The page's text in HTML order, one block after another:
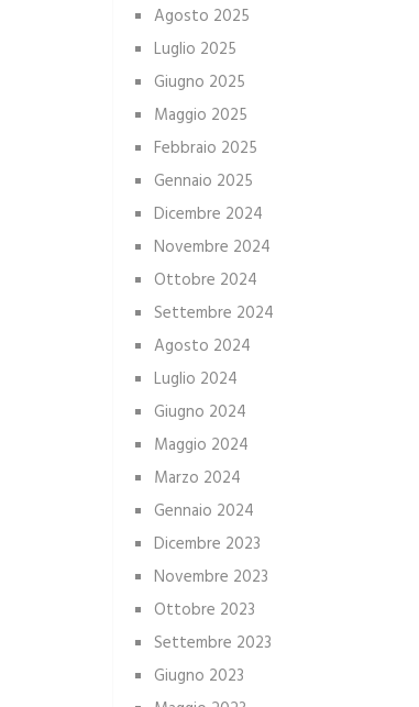
Agosto 2025
Luglio 2025
Giugno 2025
Maggio 2025
Febbraio 2025
Gennaio 2025
Dicembre 2024
Novembre 2024
Ottobre 2024
Settembre 2024
Agosto 2024
Luglio 2024
Giugno 2024
Maggio 2024
Marzo 2024
Gennaio 2024
Dicembre 2023
Novembre 2023
Ottobre 2023
Settembre 2023
Giugno 2023